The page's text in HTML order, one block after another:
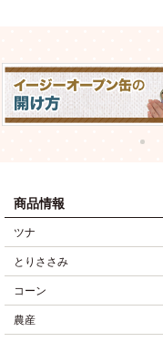
商品情報
ツナ
とりささみ
コーン
農産